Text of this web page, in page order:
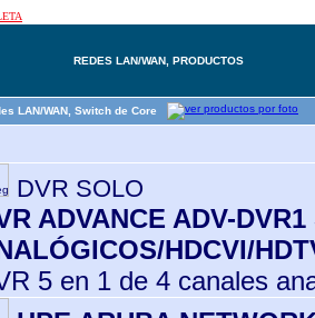
REDES LAN/WAN, PRODUCTOS
LAN/WAN, Switch de Core
DVR SOLO
ADVANCE ADV-
HDCVI/
5 en 1 de 4 canales